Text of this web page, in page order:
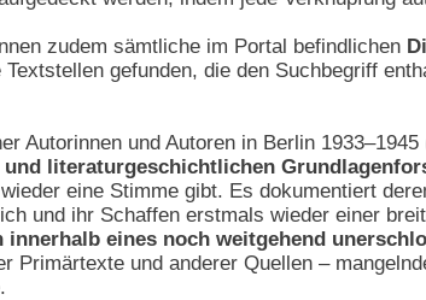
zudem sämtliche im Portal befindlichen
gefunden, die den Suchbegriff
Autorinnen und Autoren in Berlin
literaturgeschichtlichen
eine Stimme gibt. Es dokumentiert
und ihr Schaffen erstmals wieder einer
innerhalb eines noch weitgehend
Primärtexte und anderer Quellen –